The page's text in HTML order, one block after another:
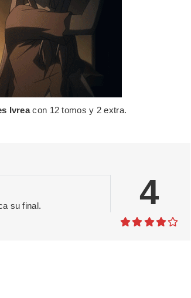
Ivreacon 12 tomos y 2 extra.
su final.
4